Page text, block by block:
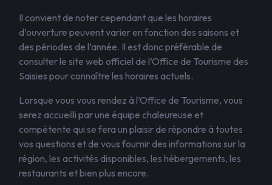
Il convient de noter cependant que les horaires
d’ouverture peuvent varier en fonction des saisons et
des périodes de l’année. Il est donc préférable de
consulter le site web officiel de l’Office de Tourisme des
Saisies pour connaître les horaires actuels.
Lorsque vous vous rendez à l’Office de Tourisme, vous
serez accueilli par une équipe chaleureuse et
compétente qui se fera un plaisir de répondre à toutes
vos questions et de vous fournir des informations sur la
région, les activités disponibles, les hébergements, les
restaurants et bien plus encore.